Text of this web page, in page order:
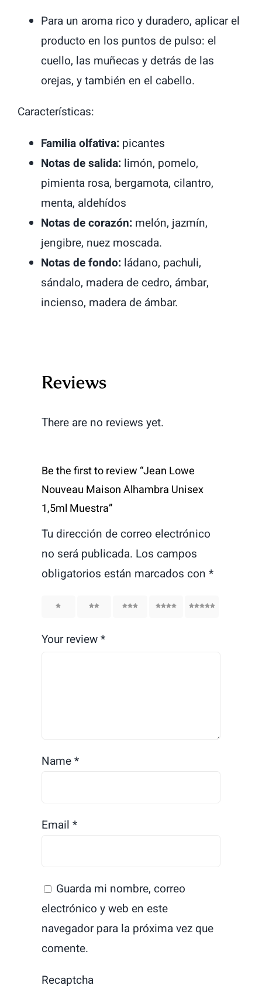
Para un aroma rico y duradero, aplicar el
producto en los puntos de pulso: el
cuello, las muñecas y detrás de las
orejas, y también en el cabello.
Características:
Familia olfativa:picantes
Notas de salida:limón, pomelo,
pimienta rosa, bergamota, cilantro,
menta, aldehídos
Notas de corazón:melón, jazmín,
jengibre, nuez moscada.
Notas de fondo: ládano, pachuli,
sándalo, madera de cedro, ámbar,
incienso, madera de ámbar.
Reviews
There are no reviews yet.
Be the first to review “Jean Lowe
Nouveau Maison Alhambra Unisex
1,5ml Muestra”
Tu dirección de correo electrónico
no será publicada. Los campos
obligatorios están marcados con *
2 3 4 5
Your review*
Name*
Email *
Guarda mi nombre, correo
electrónico y web en este
navegador para la próxima vez que
comente.
Recaptcha